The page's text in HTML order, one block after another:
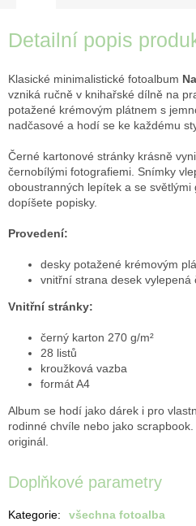
Detailní popis
Klasické minimalistické fotoalbum
vzniká ručně v knihařské dílně na
potažené krémovým plátnem s
nadčasové a hodí se ke každému
Černé kartonové stránky krásně
černobílými fotografiemi. Snímky
oboustranných lepítek a se světlými
dopíšete popisky.
Provedení:
desky potažené krémovým
vnitřní strana desek vylepená
Vnitřní stránky:
černý karton 270 g/m²
28 listů
kroužková vazba
formát A4
Album se hodí jako dárek i pro
rodinné chvíle nebo jako
originál.
Doplňkové parametry
Kategorie:
všechna fotoalba